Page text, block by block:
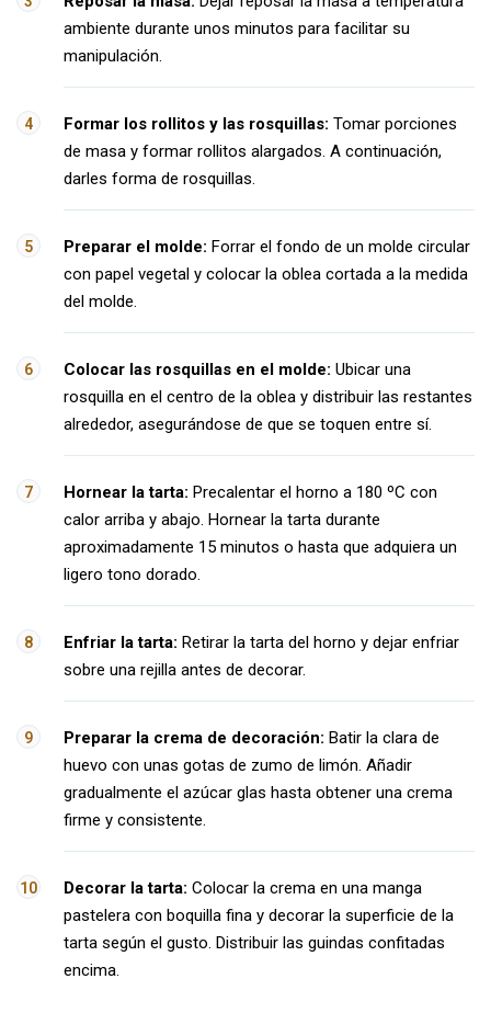
ambiente durante unos minutos para facilitar su
manipulación.
Formar los rollitos y las rosquillas: Tomar porciones
de masa y formar rollitos alargados. A continuación,
darles forma de rosquillas.
Preparar el molde: Forrar el fondo de un molde circular
con papel vegetal y colocar la oblea cortada a la medida
del molde.
Colocar las rosquillas en el molde: Ubicar una
rosquilla en el centro de la oblea y distribuir las restantes
alrededor, asegurándose de que se toquen entre sí.
Hornear la tarta: Precalentar el horno a 180 ºC con
calor arriba y abajo. Hornear la tarta durante
aproximadamente 15 minutos o hasta que adquiera un
ligero tono dorado.
Enfriar la tarta: Retirar la tarta del horno y dejar enfriar
sobre una rejilla antes de decorar.
Preparar la crema de decoración: Batir la clara de
huevo con unas gotas de zumo de limón. Añadir
gradualmente el azúcar glas hasta obtener una crema
firme y consistente.
Decorar la tarta: Colocar la crema en una manga
pastelera con boquilla fina y decorar la superficie de la
tarta según el gusto. Distribuir las guindas confitadas
encima.